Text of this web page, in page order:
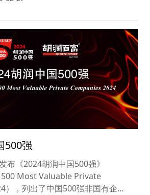
报告涵盖了包括港澳台地区在内的
政区共计108个城市，旨在全面揭示
模和分布变化。
500强
布《2024胡润中国500强》
500 Most Valuable Private
），列出了中国500强非国有企